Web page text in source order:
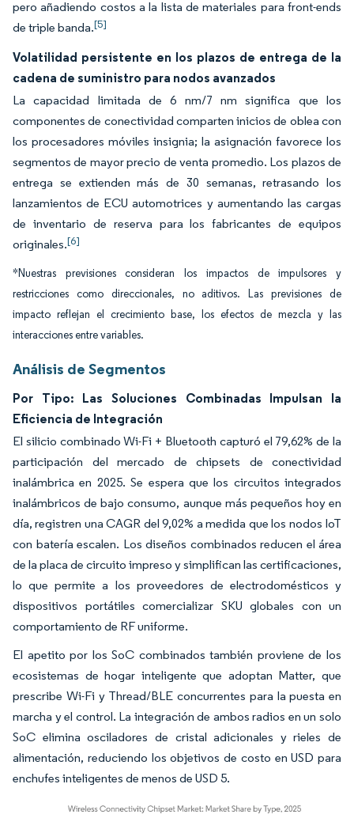
pero añadiendo costos a la lista de materiales para front-ends
de triple banda.[5]
Volatilidad persistente en los plazos de entrega de la
cadena de suministro para nodos avanzados
La capacidad limitada de 6 nm/7 nm significa que los
componentes de conectividad comparten inicios de oblea con
los procesadores móviles insignia; la asignación favorece los
segmentos de mayor precio de venta promedio. Los plazos de
entrega se extienden más de 30 semanas, retrasando los
lanzamientos de ECU automotrices y aumentando las cargas
de inventario de reserva para los fabricantes de equipos
originales.[6]
*Nuestras previsiones consideran los impactos de impulsores y
restricciones como direccionales, no aditivos. Las previsiones de
impacto reflejan el crecimiento base, los efectos de mezcla y las
interacciones entre variables.
Análisis de Segmentos
Por Tipo: Las Soluciones Combinadas Impulsan la
Eficiencia de Integración
El silicio combinado Wi-Fi + Bluetooth capturó el 79,62% de la
participación del mercado de chipsets de conectividad
inalámbrica en 2025. Se espera que los circuitos integrados
inalámbricos de bajo consumo, aunque más pequeños hoy en
día, registren una CAGR del 9,02% a medida que los nodos IoT
con batería escalen. Los diseños combinados reducen el área
de la placa de circuito impreso y simplifican las certificaciones,
lo que permite a los proveedores de electrodomésticos y
dispositivos portátiles comercializar SKU globales con un
comportamiento de RF uniforme.
El apetito por los SoC combinados también proviene de los
ecosistemas de hogar inteligente que adoptan Matter, que
prescribe Wi-Fi y Thread/BLE concurrentes para la puesta en
marcha y el control. La integración de ambos radios en un solo
SoC elimina osciladores de cristal adicionales y rieles de
alimentación, reduciendo los objetivos de costo en USD para
enchufes inteligentes de menos de USD 5.